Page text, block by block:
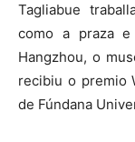
Tagliabue
como a praza
Hangzhou, o
recibiu o premio
de Fúndana